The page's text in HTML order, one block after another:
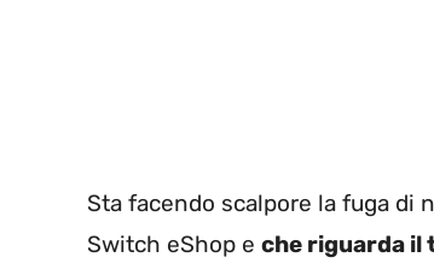
Sta facendo scalpore la fuga di
Switch eShop e che riguarda il